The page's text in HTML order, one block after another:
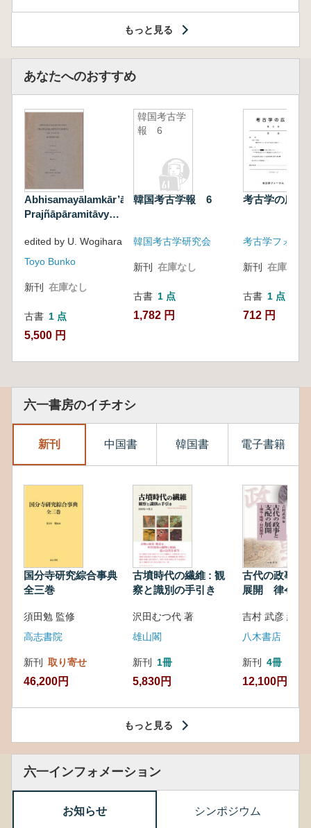
もっと見る
あなたへのおすすめ
Abhisamayālamkār’ālokā
Prajñāpāramitāvyākhyā
Haribhadra fasc. 1
edited by U. Wogihara
Toyo Bunko
新刊 在庫なし
古書 1 点
5,500 円
韓国考古学
報 6
韓国考古学報 6
韓国考古学研究会
新刊 在庫なし
古書 1 点
1,782 円
考古学の広
考古学フォー
新刊 在庫なし
古書 1 点
712 円
六一書房のイチオシ
新刊 中国書 韓国書 電子書籍
国分寺研究綜合事典
全三巻
須田勉 監修
高志書院
新刊 取り寄せ
46,200円
古墳時代の繊維 : 観
察と識別の手引き
沢田むつ代 著
雄山閣
新刊 1冊
5,830円
古代の政事と
展開 律令・
吉村 武彦 編集
八木書店
新刊 4冊
12,100円
もっと見る
六一インフォメーション
お知らせ シンポジウム